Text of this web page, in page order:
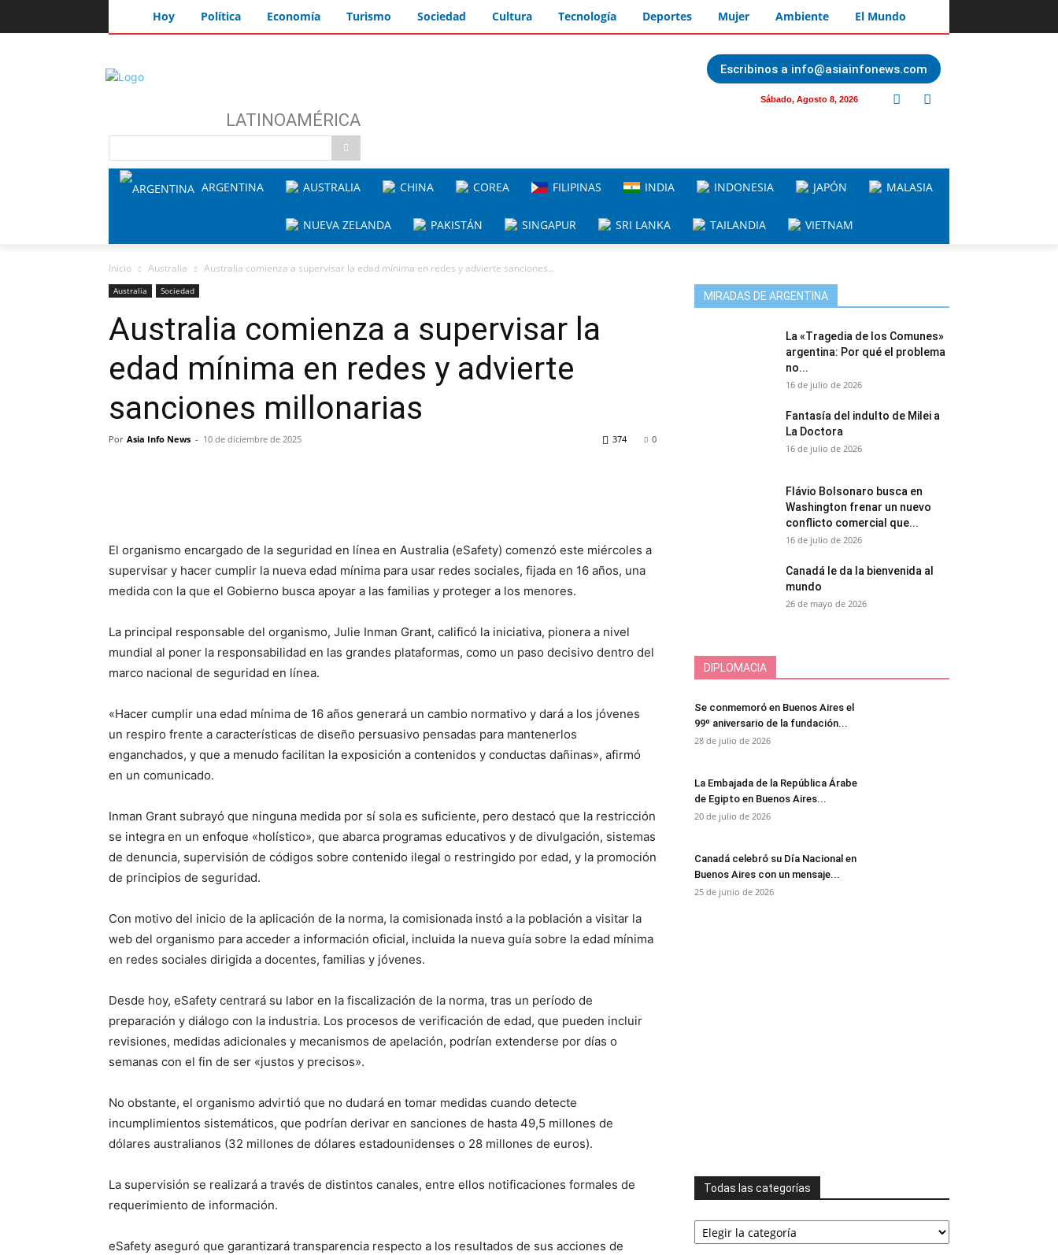
Hoy Política Economía Turismo Sociedad Cultura Tecnología Deportes Mujer Ambiente El Mundo
Escribinos a info@asiainfonews.com
Sábado, Agosto 8, 2026
LATINOAMÉRICA
ARGENTINA AUSTRALIA CHINA COREA FILIPINAS INDIA INDONESIA JAPÓN MALASIA
NUEVA ZELANDA PAKISTÁN SINGAPUR SRI LANKA TAILANDIA VIETNAM
Inicio Australia Australia comienza a supervisar la edad mínima en redes y advierte sanciones...
Australia Sociedad
Australia comienza a supervisar la
edad mínima en redes y advierte
sanciones millonarias
Por Asia Info News - 10 de diciembre de 2025 0
374
El organismo encargado de la seguridad en línea en Australia (eSafety) comenzó este miércoles a
supervisar y hacer cumplir la nueva edad mínima para usar redes sociales, fijada en 16 años, una
medida con la que el Gobierno busca apoyar a las familias y proteger a los menores.
La principal responsable del organismo, Julie Inman Grant, calificó la iniciativa, pionera a nivel
mundial al poner la responsabilidad en las grandes plataformas, como un paso decisivo dentro del
marco nacional de seguridad en línea.
«Hacer cumplir una edad mínima de 16 años generará un cambio normativo y dará a los jóvenes
un respiro frente a características de diseño persuasivo pensadas para mantenerlos
enganchados, y que a menudo facilitan la exposición a contenidos y conductas dañinas», afirmó
en un comunicado.
Inman Grant subrayó que ninguna medida por sí sola es suficiente, pero destacó que la restricción
se integra en un enfoque «holístico», que abarca programas educativos y de divulgación, sistemas
de denuncia, supervisión de códigos sobre contenido ilegal o restringido por edad, y la promoción
de principios de seguridad.
Con motivo del inicio de la aplicación de la norma, la comisionada instó a la población a visitar la
web del organismo para acceder a información oficial, incluida la nueva guía sobre la edad mínima
en redes sociales dirigida a docentes, familias y jóvenes.
Desde hoy, eSafety centrará su labor en la fiscalización de la norma, tras un período de
preparación y diálogo con la industria. Los procesos de verificación de edad, que pueden incluir
revisiones, medidas adicionales y mecanismos de apelación, podrían extenderse por días o
semanas con el fin de ser «justos y precisos».
No obstante, el organismo advirtió que no dudará en tomar medidas cuando detecte
incumplimientos sistemáticos, que podrían derivar en sanciones de hasta 49,5 millones de
dólares australianos (32 millones de dólares estadounidenses o 28 millones de euros).
La supervisión se realizará a través de distintos canales, entre ellos notificaciones formales de
requerimiento de información.
eSafety aseguró que garantizará transparencia respecto a los resultados de sus acciones de
MIRADAS DE ARGENTINA
La «Tragedia de los Comunes»
argentina: Por qué el problema
no...
16 de julio de 2026
Fantasía del indulto de Milei a
La Doctora
16 de julio de 2026
Flávio Bolsonaro busca en
Washington frenar un nuevo
conflicto comercial que...
16 de julio de 2026
Canadá le da la bienvenida al
mundo
26 de mayo de 2026
DIPLOMACIA
Se conmemoró en Buenos Aires el
99º aniversario de la fundación...
28 de julio de 2026
La Embajada de la República Árabe
de Egipto en Buenos Aires...
20 de julio de 2026
Canadá celebró su Día Nacional en
Buenos Aires con un mensaje...
25 de junio de 2026
Todas las categorías
Todas
las